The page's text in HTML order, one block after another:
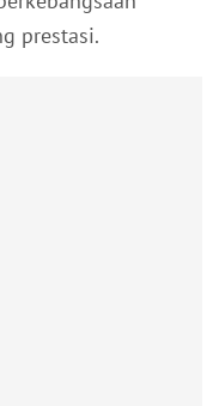
prestasi.